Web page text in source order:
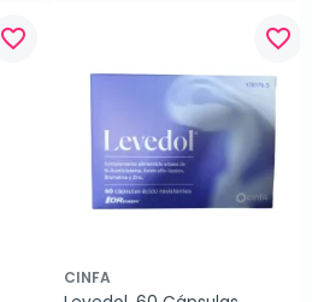
favorite_border favorite_border
CINFA